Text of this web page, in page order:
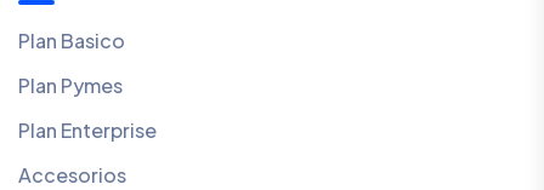
Plan Basico
Plan Pymes
Plan Enterprise
Accesorios